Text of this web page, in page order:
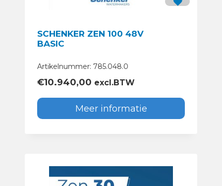
SCHENKER ZEN 100 48V
BASIC
Artikelnummer: 785.048.0
€10.940,00 excl.BTW
Meer informatie